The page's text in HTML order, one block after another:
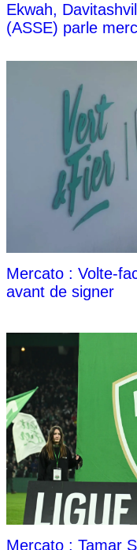
Ekwah,
(ASSE) parle
Mercato : Volte-
avant de signer
Mercato : Tamar